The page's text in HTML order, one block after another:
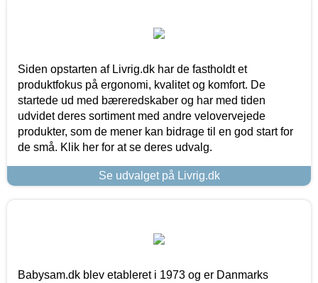
Siden opstarten af Livrig.dk har de fastholdt et
produktfokus på ergonomi, kvalitet og komfort. De
startede ud med bæreredskaber og har med tiden
udvidet deres sortiment med andre velovervejede
produkter, som de mener kan bidrage til en god start for
de små. Klik her for at se deres udvalg.
Se udvalget på Livrig.dk
Babysam.dk blev etableret i 1973 og er Danmarks